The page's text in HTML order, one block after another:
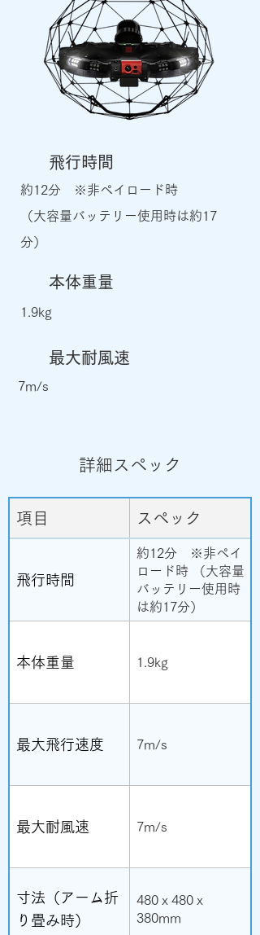
飛行時間​
約12分 ※非ペイロード時
（大容量バッテリー使用時は約17
分）
本体重量
1.9kg
最大耐風速
7m/s
詳細スペック
項目 スペック
飛行時間
約12分 ※非ペイ
ロード時 （大容量
バッテリー使用時
は約17分）
本体重量 1.9kg
最大飛行速度 7m/s
最大耐風速 7m/s
寸法（アーム折
り畳み時）
480ｘ480ｘ
380mm